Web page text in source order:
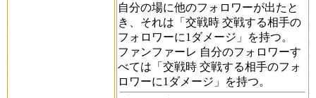
自分の場に他のフォロワーが出たと
き、それは「 交戦時 交戦する相手の
フォロワーに1ダメージ」を持つ。
ファンファーレ 自分のフォロワーす
べては「 交戦時 交戦する相手のフォ
ロワーに1ダメージ」を持つ。